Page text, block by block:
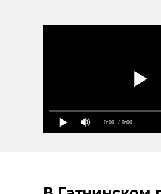
0:00 / 0:00